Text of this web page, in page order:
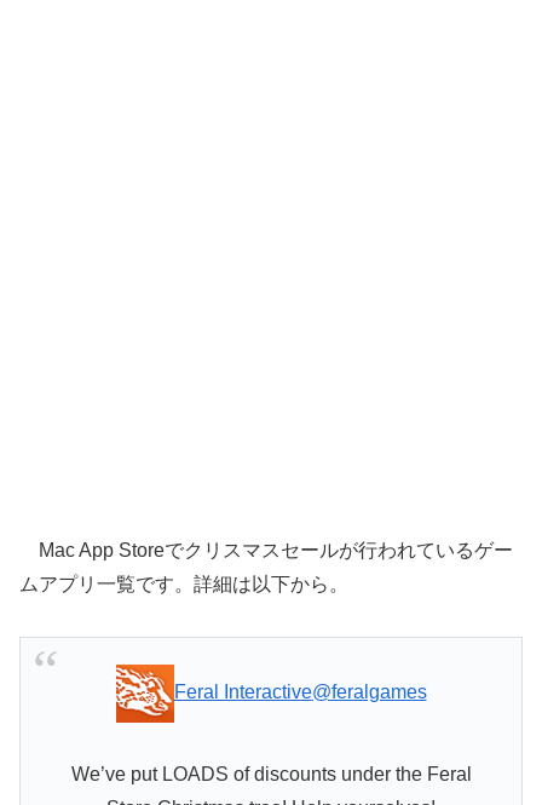
Mac App Storeでクリスマスセールが行われているゲー
ムアプリ一覧です。詳細は以下から。
Feral Interactive@feralgames
We’ve put LOADS of discounts under the Feral